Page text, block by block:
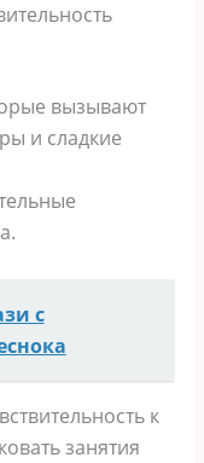
вызывают
и сладкие
с
к
занятия